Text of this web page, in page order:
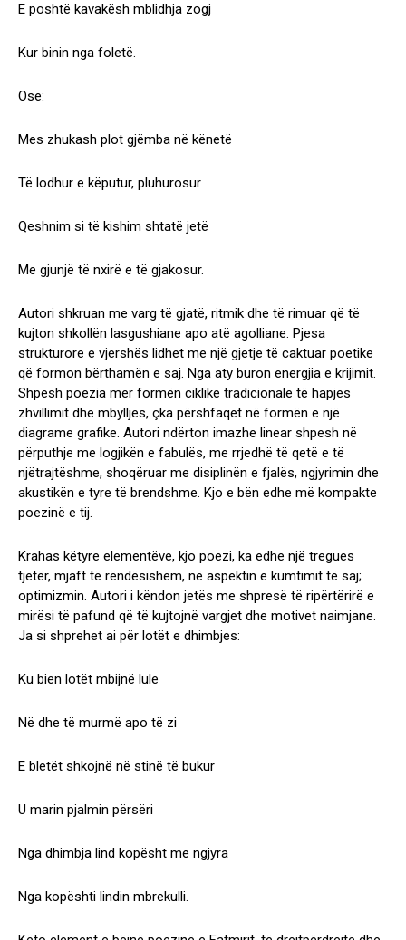
E poshtë kavakësh mblidhja zogj
Kur binin nga foletë.
Ose:
Mes zhukash plot gjëmba në kënetë
Të lodhur e këputur, pluhurosur
Qeshnim si të kishim shtatë jetë
Me gjunjë të nxirë e të gjakosur.
Autori shkruan me varg të gjatë, ritmik dhe të rimuar që të
kujton shkollën lasgushiane apo atë agolliane. Pjesa
strukturore e vjershës lidhet me një gjetje të caktuar poetike
që formon bërthamën e saj. Nga aty buron energjia e krijimit.
Shpesh poezia mer formën ciklike tradicionale të hapjes
zhvillimit dhe mbylljes, çka përshfaqet në formën e një
diagrame grafike. Autori ndërton imazhe linear shpesh në
përputhje me logjikën e fabulës, me rrjedhë të qetë e të
njëtrajtëshme, shoqëruar me disiplinën e fjalës, ngjyrimin dhe
akustikën e tyre të brendshme. Kjo e bën edhe më kompakte
poezinë e tij.
Krahas këtyre elementëve, kjo poezi, ka edhe një tregues
tjetër, mjaft të rëndësishëm, në aspektin e kumtimit të saj;
optimizmin. Autori i këndon jetës me shpresë të ripërtërirë e
mirësi të pafund që të kujtojnë vargjet dhe motivet naimjane.
Ja si shprehet ai për lotët e dhimbjes:
Ku bien lotët mbijnë lule
Në dhe të murmë apo të zi
E bletët shkojnë në stinë të bukur
U marin pjalmin përsëri
Nga dhimbja lind kopësht me ngjyra
Nga kopështi lindin mbrekulli.